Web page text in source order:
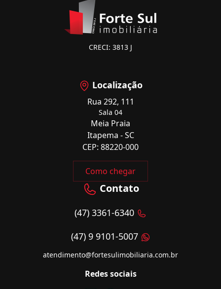
CRECI: 3813 J
Localização
Rua 292, 111
Sala 04
Meia Praia
Itapema - SC
CEP: 88220-000
Como chegar
Contato
(47) 3361-6340
(47) 9 9101-5007
atendimento@fortesulimobiliaria.com.br
Redes sociais